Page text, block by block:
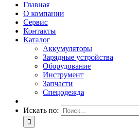
Главная
О компании
Сервис
Контакты
Каталог
Аккумуляторы
Зарядные устройства
Оборудование
Инструмент
Запчасти
Спецодежда
Искать по: